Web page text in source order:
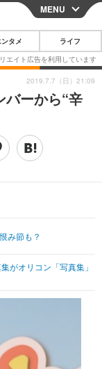
CLOSE
マートフォン
その他
画・ドラマ
ブログ
その他
MENU
ンタメ ライフ
バーから“辛
み節も？
がオリコン「写真集」
2019.7.7（日）21:09